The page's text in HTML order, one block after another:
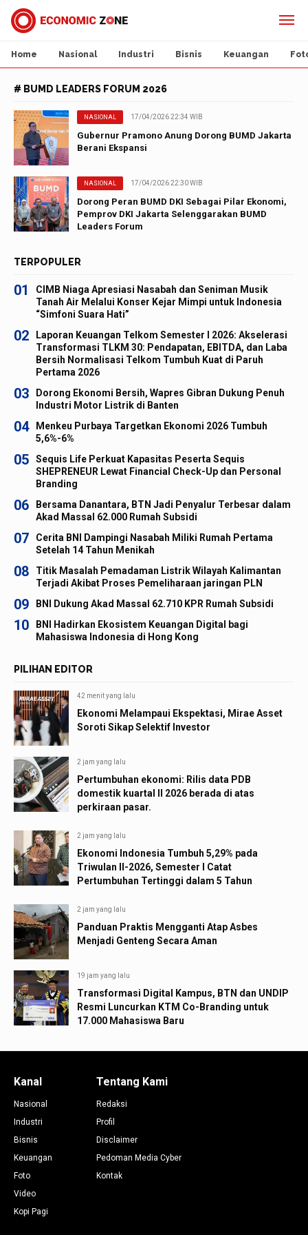
Home Nasional Industri Bisnis Keuangan
# BUMD LEADERS FORUM 2026
NASIONAL 17/04/2026 22:34 WIB
Gubernur Pramono Anung Dorong BUMD Jakarta
Berani Ekspansi
NASIONAL 17/04/2026 22:30 WIB
Dorong Peran BUMD DKI Sebagai Pilar Ekonomi,
Pemprov DKI Jakarta Selenggarakan BUMD
Leaders Forum
TERPOPULER
01
CIMB Niaga Apresiasi Nasabah dan Seniman Musik
Tanah Air Melalui Konser Kejar Mimpi untuk Indonesia
“Simfoni Suara Hati”
02
Laporan Keuangan Telkom Semester I 2026: Akselerasi
Transformasi TLKM 30: Pendapatan, EBITDA, dan Laba
Bersih Normalisasi Telkom Tumbuh Kuat di Paruh
Pertama 2026
03
Dorong Ekonomi Bersih, Wapres Gibran Dukung Penuh
Industri Motor Listrik di Banten
04
Menkeu Purbaya Targetkan Ekonomi 2026 Tumbuh
5,6%-6%
05
Sequis Life Perkuat Kapasitas Peserta Sequis
SHEPRENEUR Lewat Financial Check-Up dan Personal
Branding
06
Bersama Danantara, BTN Jadi Penyalur Terbesar dalam
Akad Massal 62.000 Rumah Subsidi
07
Cerita BNI Dampingi Nasabah Miliki Rumah Pertama
Setelah 14 Tahun Menikah
08
Titik Masalah Pemadaman Listrik Wilayah Kalimantan
Terjadi Akibat Proses Pemeliharaan jaringan PLN
09 BNI Dukung Akad Massal 62.710 KPR Rumah Subsidi
10
BNI Hadirkan Ekosistem Keuangan Digital bagi
Mahasiswa Indonesia di Hong Kong
PILIHAN EDITOR
42 menit yang lalu
Ekonomi Melampaui Ekspektasi, Mirae Asset
Soroti Sikap Selektif Investor
2 jam yang lalu
Pertumbuhan ekonomi: Rilis data PDB
domestik kuartal II 2026 berada di atas
perkiraan pasar.
2 jam yang lalu
Ekonomi Indonesia Tumbuh 5,29% pada
Triwulan II-2026, Semester I Catat
Pertumbuhan Tertinggi dalam 5 Tahun
2 jam yang lalu
Panduan Praktis Mengganti Atap Asbes
Menjadi Genteng Secara Aman
19 jam yang lalu
Transformasi Digital Kampus, BTN dan UNDIP
Resmi Luncurkan KTM Co-Branding untuk
17.000 Mahasiswa Baru
Kanal
Nasional
Industri
Bisnis
Keuangan
Foto
Video
Kopi Pagi
Tentang Kami
Redaksi
Profil
Disclaimer
Pedoman Media Cyber
Kontak